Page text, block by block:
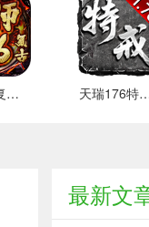
雷师176复古 好玩的 天瑞176特
最新文